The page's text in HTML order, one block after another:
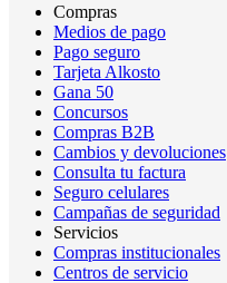
Compras
Medios de pago
Pago seguro
Tarjeta Alkosto
Gana 50
Concursos
Compras B2B
Cambios y devoluciones
Consulta tu factura
Seguro celulares
Campañas de seguridad
Servicios
Compras institucionales
Centros de servicio